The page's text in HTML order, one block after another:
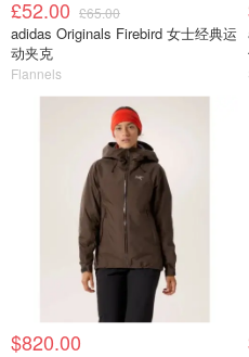
£52.00 £65.00
adidas Originals Firebird 女士经典运
动夹克
Flannels
$820.00